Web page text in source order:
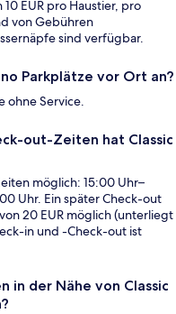
EUR pro Haustier, pro
von Gebühren
sind verfügbar.
Parkplätze vor Ort an?
ohne Service.
out-Zeiten hat Classic
möglich: 15:00 Uhr–
Uhr. Ein später Check-out
20 EUR möglich (unterliegt
in und -Check-out ist
in der Nähe von Classic